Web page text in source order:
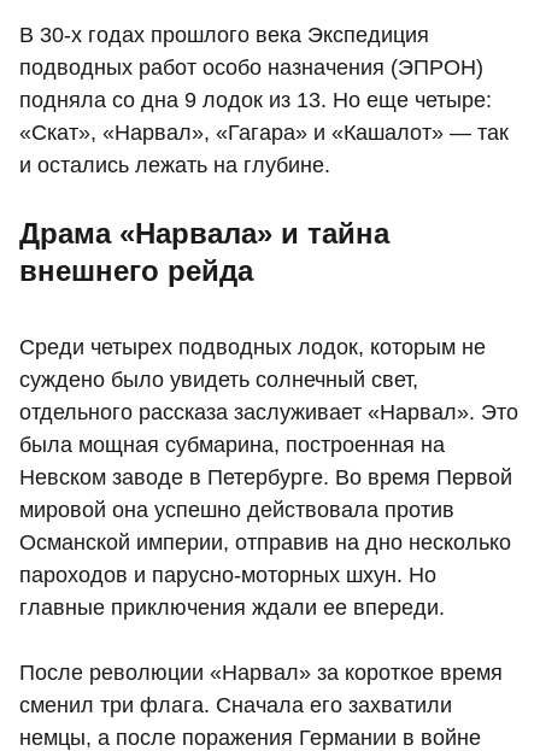
В 30-х годах прошлого века Экспедиция
подводных работ особо назначения (ЭПРОН)
подняла со дна 9 лодок из 13. Но еще четыре:
«Скат», «Нарвал», «Гагара» и «Кашалот» — так
и остались лежать на глубине.
Драма «Нарвала» и тайна
внешнего рейда
Среди четырех подводных лодок, которым не
суждено было увидеть солнечный свет,
отдельного рассказа заслуживает «Нарвал». Это
была мощная субмарина, построенная на
Невском заводе в Петербурге. Во время Первой
мировой она успешно действовала против
Османской империи, отправив на дно несколько
пароходов и парусно-моторных шхун. Но
главные приключения ждали ее впереди.
После революции «Нарвал» за короткое время
сменил три флага. Сначала его захватили
немцы, а после поражения Германии в войне